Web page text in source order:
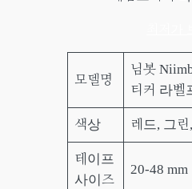
모델명
님봇
티커 라벨
색상 레드, 그
테이프
사이즈
20-48 mm